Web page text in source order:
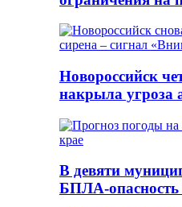
Новороссийск
накрыла
В девяти
БПЛА-опасность